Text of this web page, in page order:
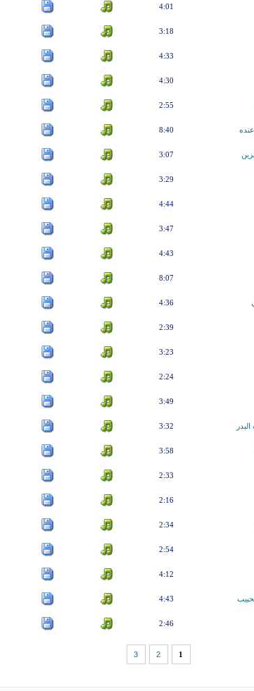
4:01
3:18
4:33
4:30
2:55
8:40
3:07
3:29
4:44
3:47
4:43
8:07
4:36
2:39
3:23
2:24
3:49
3:32
3:58
2:33
2:16
2:34
2:54
4:12
4:43
2:46
1
2
3